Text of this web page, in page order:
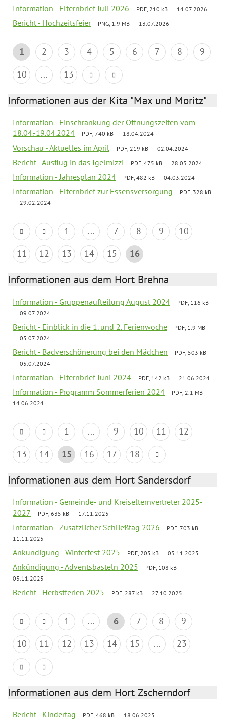
Information - Elternbrief Juli 2026 PDF, 210 kB 14.07.2026
Bericht - Hochzeitsfeier PNG, 1.9 MB 13.07.2026
1 2 3 4 5 6 7 8
9
10
... 13
Informationen aus der Kita "Max und Moritz"
Information - Einschränkung der Öffnungszeiten vom
18.04.-19.04.2024
PDF, 740 kB 18.04.2024
Vorschau - Aktuelles im April PDF, 219 kB 02.04.2024
Bericht - Ausflug in das Igelmizzi PDF, 475 kB 28.03.2024
Information - Jahresplan 2024 PDF, 482 kB 04.03.2024
Information - Elternbrief zur Essensversorgung
PDF, 328 kB
29.02.2024
1 ... 7 8 9
10
11
12 13 14 15 16
Informationen aus dem Hort Brehna
Information - Gruppenaufteilung August 2024
PDF, 116 kB
09.07.2024
Bericht - Einblick in die 1. und 2. Ferienwoche
PDF, 1.9 MB
05.07.2024
Bericht - Badverschönerung bei den Mädchen
PDF, 503 kB
05.07.2024
Information - Elternbrief Juni 2024 PDF, 142 kB 21.06.2024
Information - Programm Sommerferien 2024
PDF, 2.1 MB
14.06.2024
1 ... 9 10 11
12
13
14 15 16 17 18
Informationen aus dem Hort Sandersdorf
Information - Gemeinde- und Kreiselternvertreter 2025-
2027
PDF, 635 kB 17.11.2025
Information - Zusätzlicher Schließtag 2026
PDF, 703 kB
11.11.2025
Ankündigung - Winterfest 2025 PDF, 205 kB 03.11.2025
Ankündigung - Adventsbasteln 2025
PDF, 108 kB
03.11.2025
Bericht - Herbstferien 2025 PDF, 287 kB 27.10.2025
1 ... 6 7 8
9
10
11 12 13 14 15 ... 23
Informationen aus dem Hort Zscherndorf
Bericht - Kindertag PDF, 468 kB 18.06.2025